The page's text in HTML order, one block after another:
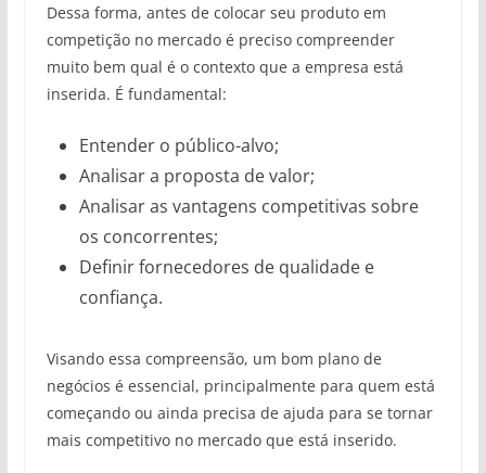
Dessa forma, antes de colocar seu produto em
competição no mercado é preciso compreender
muito bem qual é o contexto que a empresa está
inserida. É fundamental:
Entender o público-alvo;
Analisar a proposta de valor;
Analisar as vantagens competitivas sobre
os concorrentes;
Definir fornecedores de qualidade e
confiança.
Visando essa compreensão, um bom plano de
negócios é essencial, principalmente para quem está
começando ou ainda precisa de ajuda para se tornar
mais competitivo no mercado que está inserido.